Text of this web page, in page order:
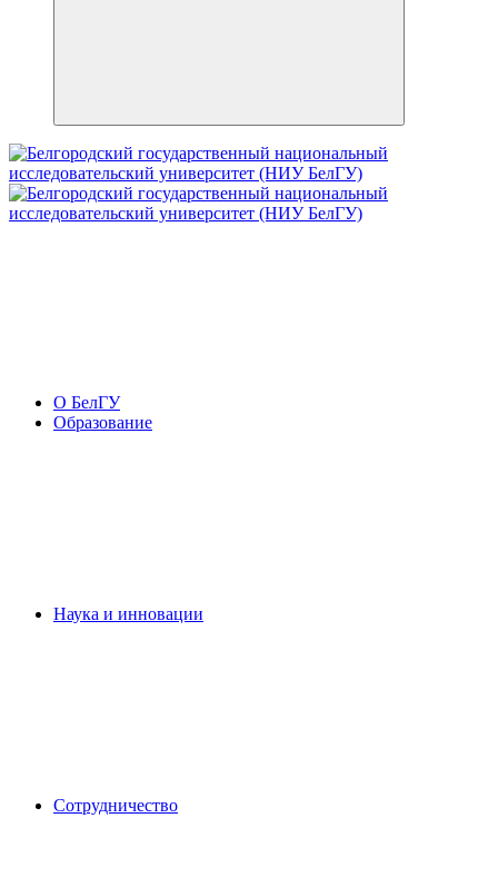
О БелГУ
Образование
Наука и инновации
Сотрудничество